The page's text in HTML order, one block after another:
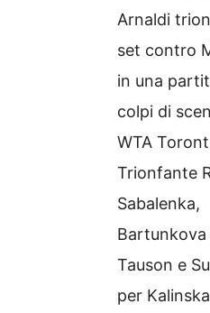
Arnaldi
set contro
in una
colpi di
WTA
Trionfante
Sabalenka,
Tauson e
per